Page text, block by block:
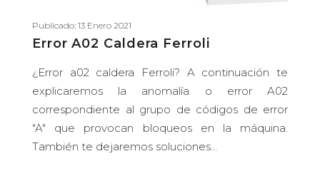
Publicado: 13 Enero 2021
Error A02 Caldera Ferroli
¿Error a02 caldera Ferroli? A continuación te
explicaremos la anomalía o error A02
correspondiente al grupo de códigos de error
"A" que provocan bloqueos en la máquina.
También te dejaremos soluciones...